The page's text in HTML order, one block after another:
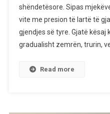
shëndetësore. Sipas
vite me presion të lartë të
gjendjes së tyre. Gjatë kësaj
gradualisht zemrën, trurin,
Read more